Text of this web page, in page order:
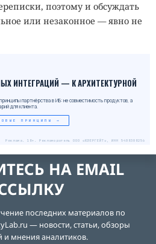
поэтому и обсуждать
или незаконное — явно не
ИНТЕГРАЦИЙ — К АРХИТЕКТУРНОЙ
партнёрства в ИБ: не совместимость продуктов, а
для клиента.
ПРИНЦИПЫ →
Реклама. 18+. Рекламодатель ООО «ЮЗЕРГЕЙТ», ИНН 5408308256
НА EMAIL
последних материалов по
— новости, статьи, обзоры
и мнения аналитиков.